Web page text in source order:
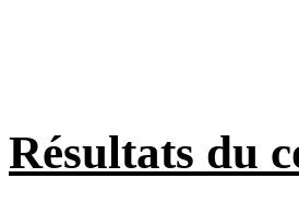
Résultats du